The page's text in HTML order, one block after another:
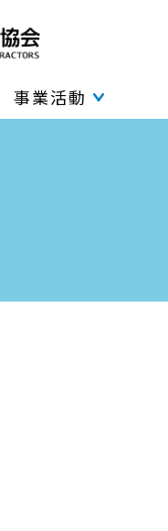
事業活動